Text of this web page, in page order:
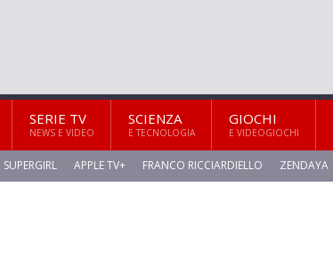
SERIE TV
NEWS E VIDEO
SCIENZA
E TECNOLOGIA
GIOCHI
E VIDEOGIOCHI
SUPERGIRL APPLE TV+ FRANCO RICCIARDIELLO ZENDAYA